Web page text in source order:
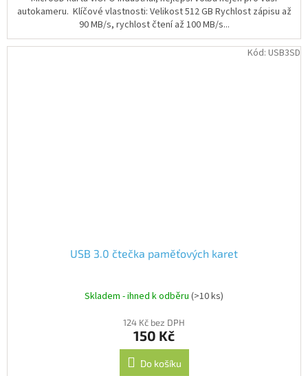
autokameru. Klíčové vlastnosti: Velikost 512 GB Rychlost zápisu až
90 MB/s, rychlost čtení až 100 MB/s...
USB 3.0 čtečka paměťových karet
Skladem - ihned k odběru (>10 ks)
124 Kč bez DPH
150 Kč
Do košíku
Kód: USB3SD